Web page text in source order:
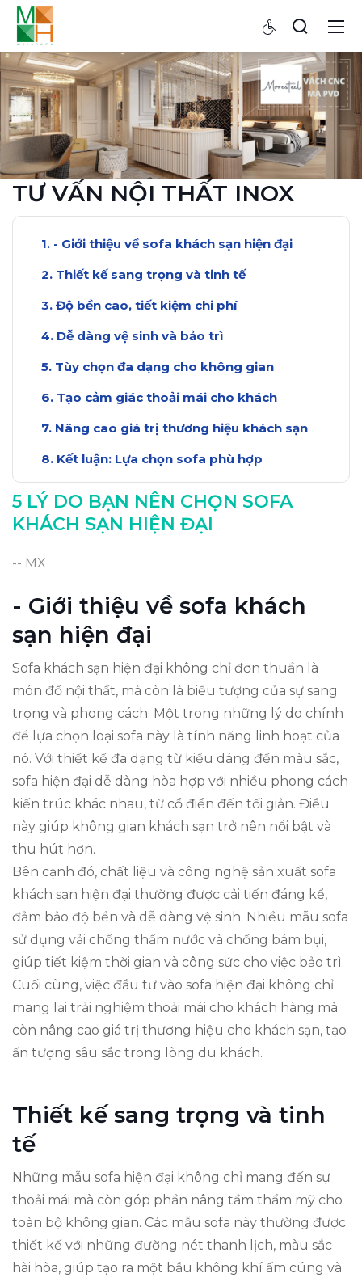
TƯ VẤN NỘI THẤT INOX
- Giới thiệu về sofa khách sạn hiện đại
Thiết kế sang trọng và tinh tế
Độ bền cao, tiết kiệm chi phí
Dễ dàng vệ sinh và bảo trì
Tùy chọn đa dạng cho không gian
Tạo cảm giác thoải mái cho khách
Nâng cao giá trị thương hiệu khách sạn
Kết luận: Lựa chọn sofa phù hợp
5 LÝ DO BẠN NÊN CHỌN SOFA
KHÁCH SẠN HIỆN ĐẠI
-- MX
- Giới thiệu về sofa khách
sạn hiện đại
Sofa khách sạn hiện đại không chỉ đơn thuần là
món đồ nội thất, mà còn là biểu tượng của sự sang
trọng và phong cách. Một trong những lý do chính
để lựa chọn loại sofa này là tính năng linh hoạt của
nó. Với thiết kế đa dạng từ kiểu dáng đến màu sắc,
sofa hiện đại dễ dàng hòa hợp với nhiều phong cách
kiến trúc khác nhau, từ cổ điển đến tối giản. Điều
này giúp không gian khách sạn trở nên nổi bật và
thu hút hơn.
Bên cạnh đó, chất liệu và công nghệ sản xuất sofa
khách sạn hiện đại thường được cải tiến đáng kể,
đảm bảo độ bền và dễ dàng vệ sinh. Nhiều mẫu sofa
sử dụng vải chống thấm nước và chống bám bụi,
giúp tiết kiệm thời gian và công sức cho việc bảo trì.
Cuối cùng, việc đầu tư vào sofa hiện đại không chỉ
mang lại trải nghiệm thoải mái cho khách hàng mà
còn nâng cao giá trị thương hiệu cho khách sạn, tạo
ấn tượng sâu sắc trong lòng du khách.
Thiết kế sang trọng và tinh
tế
Những mẫu sofa hiện đại không chỉ mang đến sự
thoải mái mà còn góp phần nâng tầm thẩm mỹ cho
toàn bộ không gian. Các mẫu sofa này thường được
thiết kế với những đường nét thanh lịch, màu sắc
hài hòa, giúp tạo ra một bầu không khí ấm cúng và